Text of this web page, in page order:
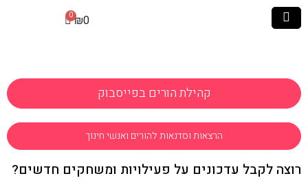
₪0
קהילת הורים בפייסבוק
הרצאות וסדנאות להורים ואנשי חינוך
רוצה לקבל עדכונים על פעילויות ומשחקים חדשים?